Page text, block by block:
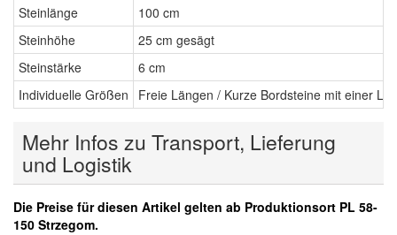
Steinlänge
100 cm
Steinhöhe
25 cm gesägt
Steinstärke
6 cm
Individuelle Größen
Freie Längen / Kurze Bordsteine mit einer
Mehr Infos zu Transport, Lieferung
und Logistik
Die Preise für diesen Artikel gelten ab Produktionsort PL 58-
150 Strzegom.